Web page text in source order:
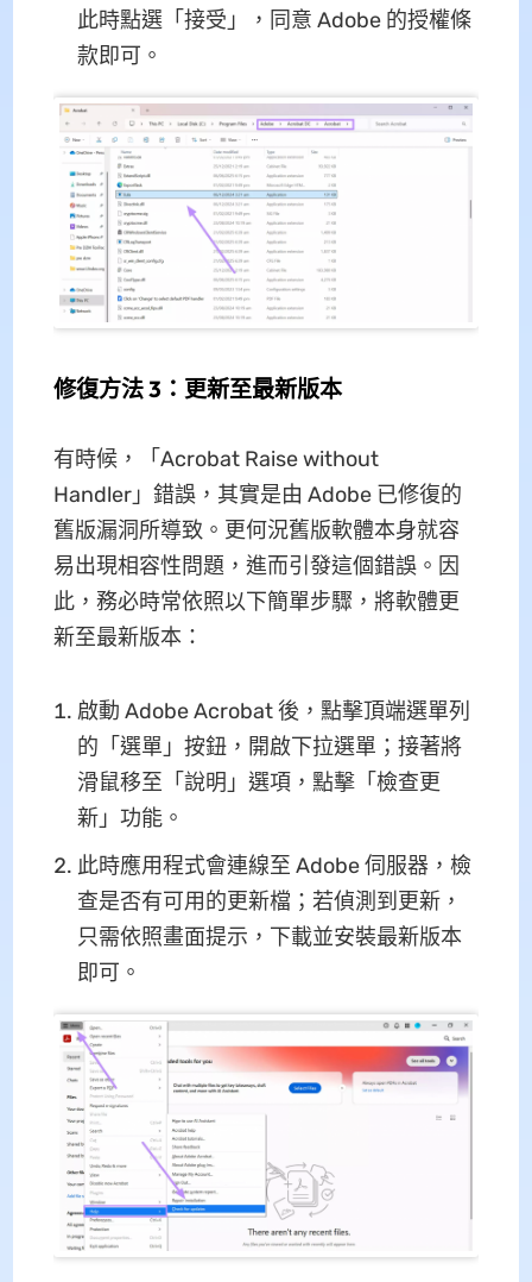
此時點選「接受」，同意 Adobe 的授權條
款即可。
修復方法 3：更新至最新版本
有時候，「Acrobat Raise without
Handler」錯誤，其實是由 Adobe 已修復的
舊版漏洞所導致。更何況舊版軟體本身就容
易出現相容性問題，進而引發這個錯誤。因
此，務必時常依照以下簡單步驟，將軟體更
新至最新版本：
啟動 Adobe Acrobat 後，點擊頂端選單列
的「選單」按鈕，開啟下拉選單；接著將
滑鼠移至「說明」選項，點擊「檢查更
新」功能。
此時應用程式會連線至 Adobe 伺服器，檢
查是否有可用的更新檔；若偵測到更新，
只需依照畫面提示，下載並安裝最新版本
即可。